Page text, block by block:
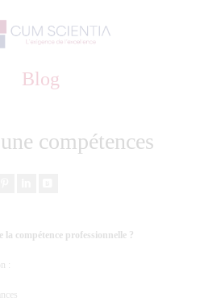
Blog
compétences
la compétence professionnelle ?
: